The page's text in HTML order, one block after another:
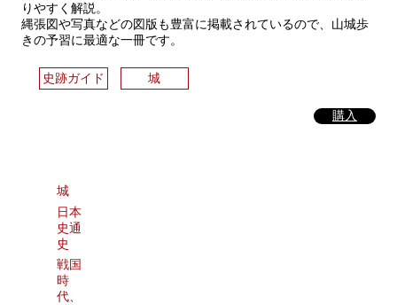
りやすく解説。
縄張図や写真などの図版も豊富に掲載されているので、山城歩
きの予習に最適な一冊です。
史跡ガイド 城
購入
城
日本
史通
史
戦国
時
代、